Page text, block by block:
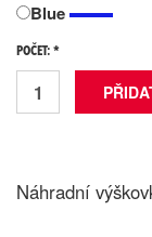
Blue
POČET: *
Náhradní